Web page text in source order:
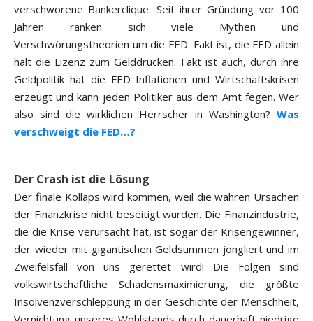
verschworene Bankerclique. Seit ihrer Gründung vor 100
Jahren ranken sich viele Mythen und
Verschwörungstheorien um die FED. Fakt ist, die FED allein
hält die Lizenz zum Gelddrucken. Fakt ist auch, durch ihre
Geldpolitik hat die FED Inflationen und Wirtschaftskrisen
erzeugt und kann jeden Politiker aus dem Amt fegen. Wer
also sind die wirklichen Herrscher in Washington? Was
verschweigt die FED…?
Der Crash ist die Lösung
Der finale Kollaps wird kommen, weil die wahren Ursachen
der Finanzkrise nicht beseitigt wurden. Die Finanzindustrie,
die die Krise verursacht hat, ist sogar der Krisengewinner,
der wieder mit gigantischen Geldsummen jongliert und im
Zweifelsfall von uns gerettet wird! Die Folgen sind
volkswirtschaftliche Schadensmaximierung, die größte
Insolvenzverschleppung in der Geschichte der Menschheit,